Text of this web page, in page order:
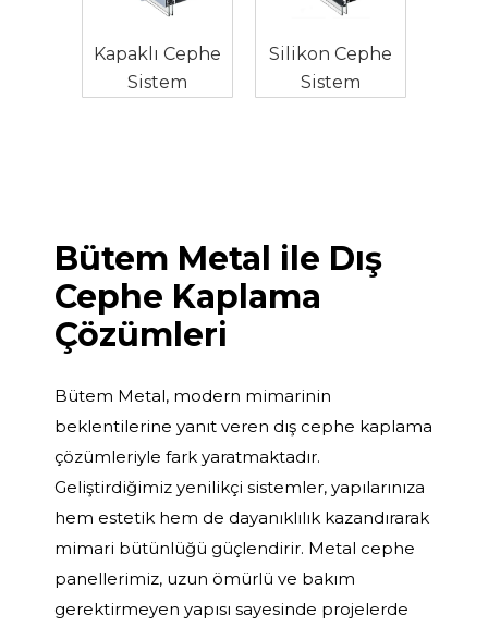
Kapaklı Cephe
Sistem
Silikon Cephe
Sistem
Bütem Metal ile Dış
Cephe Kaplama
Çözümleri
Bütem Metal, modern mimarinin
beklentilerine yanıt veren dış cephe kaplama
çözümleriyle fark yaratmaktadır.
Geliştirdiğimiz yenilikçi sistemler, yapılarınıza
hem estetik hem de dayanıklılık kazandırarak
mimari bütünlüğü güçlendirir. Metal cephe
panellerimiz, uzun ömürlü ve bakım
gerektirmeyen yapısı sayesinde projelerde